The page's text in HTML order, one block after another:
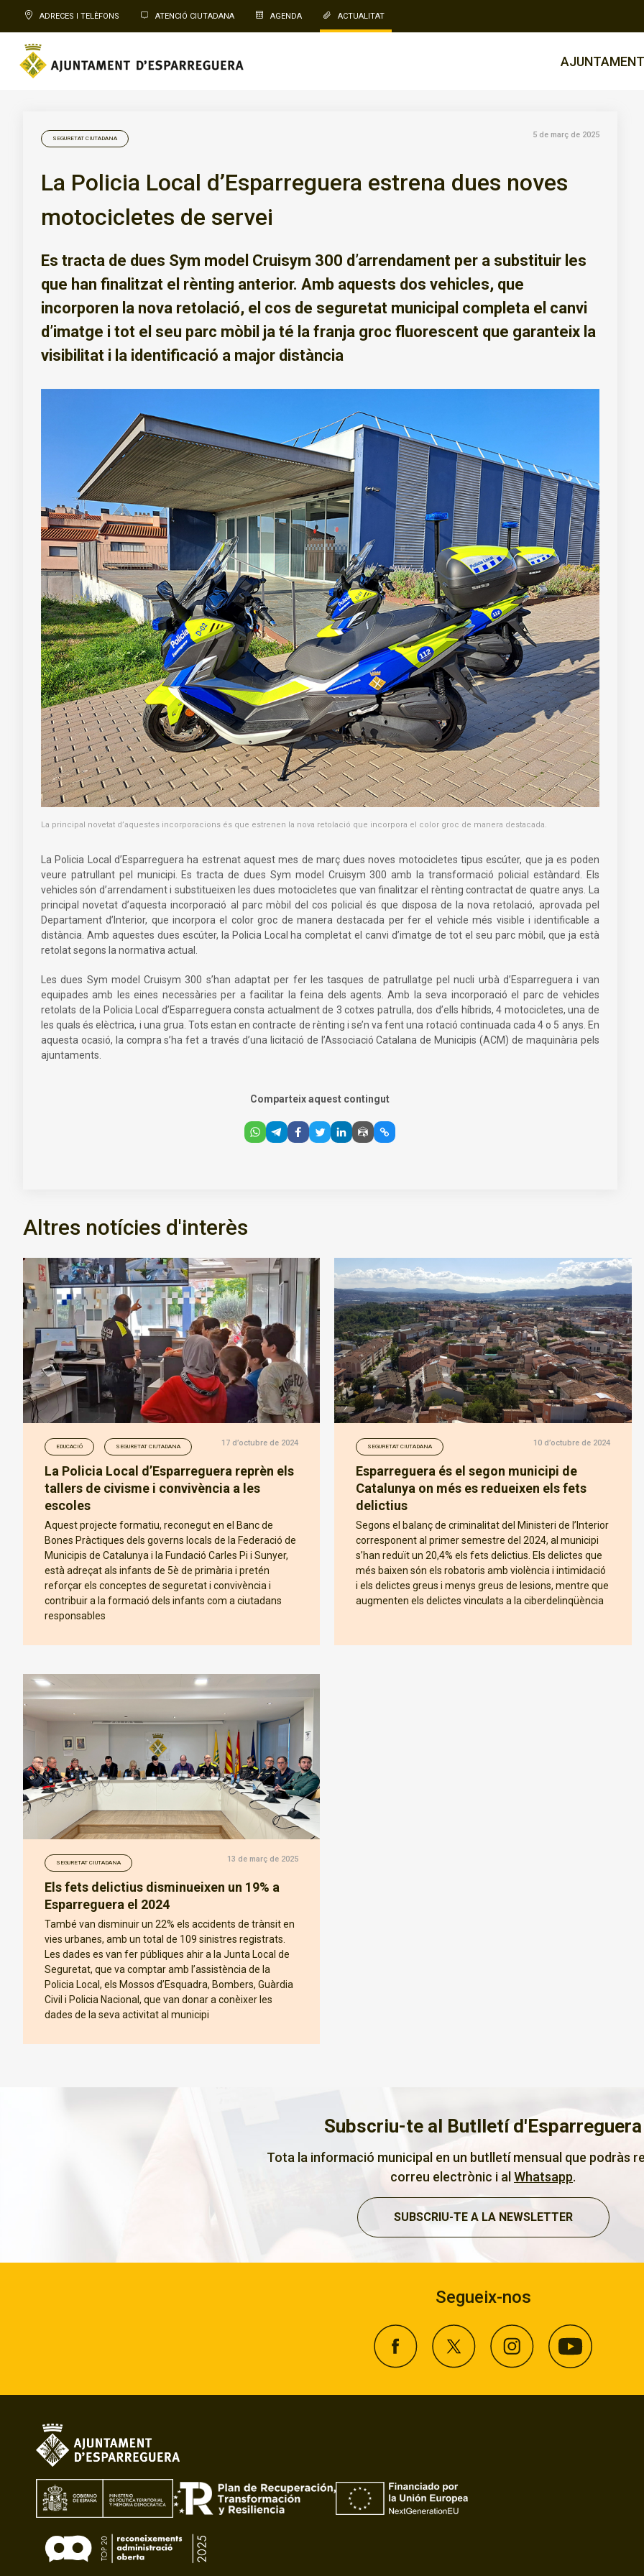
ADRECES I TELÈFONS ATENCIÓ CIUTADANA AGENDA ACTUALITAT
AJUNTAMENT
SEGURETAT CIUTADANA 5 de març de 2025
La Policia Local d’Esparreguera estrena dues noves
motocicletes de servei
Es tracta de dues Sym model Cruisym 300 d’arrendament per a substituir les
que han finalitzat el rènting anterior. Amb aquests dos vehicles, que
incorporen la nova retolació, el cos de seguretat municipal completa el canvi
d’imatge i tot el seu parc mòbil ja té la franja groc fluorescent que garanteix la
visibilitat i la identificació a major distància
La principal novetat d’aquestes incorporacions és que estrenen la nova retolació que incorpora el color groc de manera destacada.
La Policia Local d’Esparreguera ha estrenat aquest mes de març dues noves motocicletes tipus escúter, que ja es poden
veure patrullant pel municipi. Es tracta de dues Sym model Cruisym 300 amb la transformació policial estàndard. Els
vehicles són d’arrendament i substitueixen les dues motocicletes que van finalitzar el rènting contractat de quatre anys. La
principal novetat d’aquesta incorporació al parc mòbil del cos policial és que disposa de la nova retolació, aprovada pel
Departament d’Interior, que incorpora el color groc de manera destacada per fer el vehicle més visible i identificable a
distància. Amb aquestes dues escúter, la Policia Local ha completat el canvi d’imatge de tot el seu parc mòbil, que ja està
retolat segons la normativa actual.
Les dues Sym model Cruisym 300 s’han adaptat per fer les tasques de patrullatge pel nucli urbà d’Esparreguera i van
equipades amb les eines necessàries per a facilitar la feina dels agents. Amb la seva incorporació el parc de vehicles
retolats de la Policia Local d’Esparreguera consta actualment de 3 cotxes patrulla, dos d’ells híbrids, 4 motocicletes, una de
les quals és elèctrica, i una grua. Tots estan en contracte de rènting i se’n va fent una rotació continuada cada 4 o 5 anys. En
aquesta ocasió, la compra s’ha fet a través d’una licitació de l’Associació Catalana de Municipis (ACM) de maquinària pels
ajuntaments.
Comparteix aquest contingut
Altres notícies d'interès
EDUCACIÓ SEGURETAT CIUTADANA 17 d’octubre de 2024
La Policia Local d’Esparreguera reprèn els
tallers de civisme i convivència a les
escoles
Aquest projecte formatiu, reconegut en el Banc de
Bones Pràctiques dels governs locals de la Federació de
Municipis de Catalunya i la Fundació Carles Pi i Sunyer,
està adreçat als infants de 5è de primària i pretén
reforçar els conceptes de seguretat i convivència i
contribuir a la formació dels infants com a ciutadans
responsables
SEGURETAT CIUTADANA 10 d’octubre de 2024
Esparreguera és el segon municipi de
Catalunya on més es redueixen els fets
delictius
Segons el balanç de criminalitat del Ministeri de l’Interior
corresponent al primer semestre del 2024, al municipi
s’han reduït un 20,4% els fets delictius. Els delictes que
més baixen són els robatoris amb violència i intimidació
i els delictes greus i menys greus de lesions, mentre que
augmenten els delictes vinculats a la ciberdelinqüència
SEGURETAT CIUTADANA 13 de març de 2025
Els fets delictius disminueixen un 19% a
Esparreguera el 2024
També van disminuir un 22% els accidents de trànsit en
vies urbanes, amb un total de 109 sinistres registrats.
Les dades es van fer públiques ahir a la Junta Local de
Seguretat, que va comptar amb l’assistència de la
Policia Local, els Mossos d’Esquadra, Bombers, Guàrdia
Civil i Policia Nacional, que van donar a conèixer les
dades de la seva activitat al municipi
Subscriu-te al Butlletí d'Esparreguera
Tota la informació municipal en un butlletí mensual que podràs
correu electrònic i alWhatsapp.
SUBSCRIU-TE A LA NEWSLETTER
Segueix-nos